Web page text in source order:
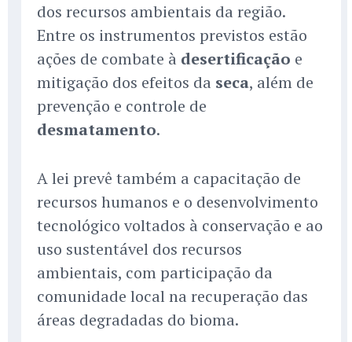
dos recursos ambientais da região.
Entre os instrumentos previstos estão
ações de combate à desertificação e
mitigação dos efeitos da seca, além de
prevenção e controle de
desmatamento.
A lei prevê também a capacitação de
recursos humanos e o desenvolvimento
tecnológico voltados à conservação e ao
uso sustentável dos recursos
ambientais, com participação da
comunidade local na recuperação das
áreas degradadas do bioma.